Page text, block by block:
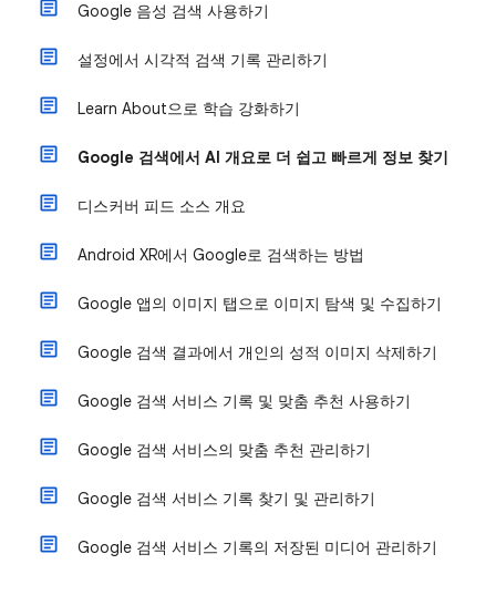
Google 음성 검색 사용하기
설정에서 시각적 검색 기록 관리하기
Learn About으로 학습 강화하기
Google 검색에서 AI 개요로 더 쉽고 빠르게 정보 찾기
디스커버 피드 소스 개요
Android XR에서 Google로 검색하는 방법
Google 앱의 이미지 탭으로 이미지 탐색 및 수집하기
Google 검색 결과에서 개인의 성적 이미지 삭제하기
Google 검색 서비스 기록 및 맞춤 추천 사용하기
Google 검색 서비스의 맞춤 추천 관리하기
Google 검색 서비스 기록 찾기 및 관리하기
Google 검색 서비스 기록의 저장된 미디어 관리하기